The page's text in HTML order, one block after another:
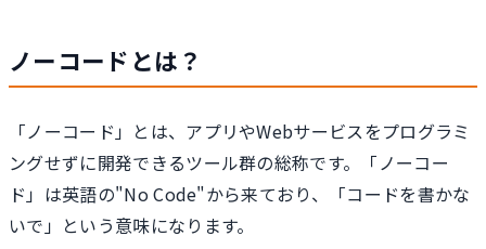
ノーコードとは？
「ノーコード」とは、アプリやWebサービスをプログラミ
ングせずに開発できるツール群の総称です。「ノーコー
ド」は英語の"No Code"から来ており、「コードを書かな
いで」という意味になります。